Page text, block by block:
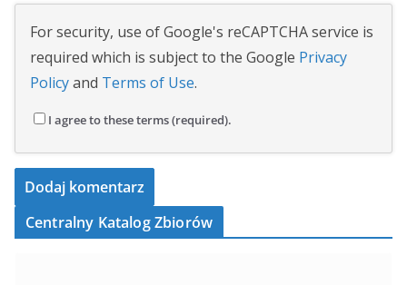
For security, use of Google's reCAPTCHA service is
required which is subject to the Google Privacy
Policyand Terms of Use.
I agree to these terms (required).
Centralny Katalog Zbiorów